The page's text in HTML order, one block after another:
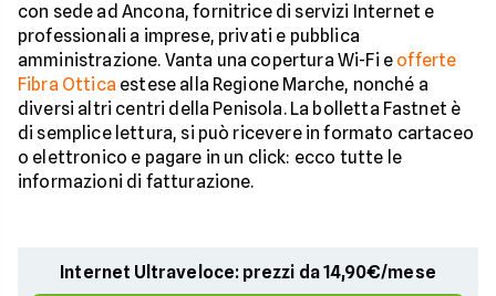
con sede ad Ancona, fornitrice di servizi Internet e
professionali a imprese, privati e pubblica
amministrazione. Vanta una copertura Wi-Fi e offerte
Fibra Ottica estese alla Regione Marche, nonché a
diversi altri centri della Penisola. La bolletta Fastnet è
di semplice lettura, si può ricevere in formato cartaceo
o elettronico e pagare in un click: ecco tutte le
informazioni di fatturazione.
Internet Ultraveloce: prezzi da 14,90€/mese